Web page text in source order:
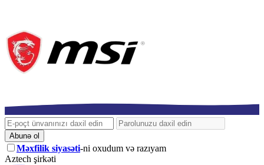
Abunə ol
Məxfilik siyasəti-ni oxudum və razıyam
Aztech şirkəti